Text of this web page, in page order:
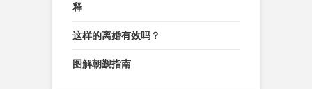
释
这样的离婚有效吗？
图解朝觐指南